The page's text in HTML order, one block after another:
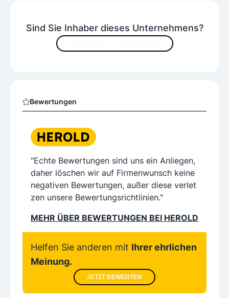
Sind Sie Inhaber dieses Unternehmens?
Bewertungen
"Echte Bewertungen sind uns ein Anliegen,
daher löschen wir auf Firmenwunsch keine
negativen Bewertungen, außer diese verlet
zen unsere Bewertungsrichtlinien."
MEHR ÜBER BEWERTUNGEN BEI HEROLD
Helfen Sie anderen mit Ihrer ehrlichen
Meinung.
JETZT BEWERTEN